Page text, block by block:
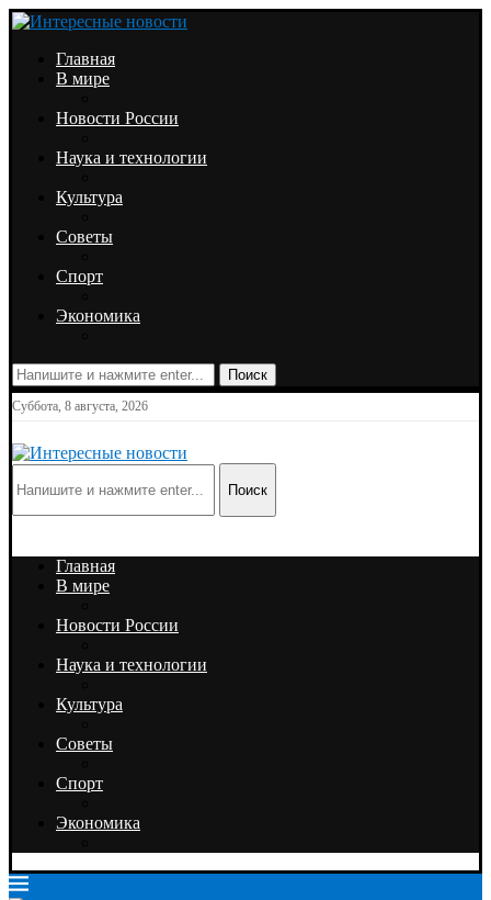
Главная
В мире
Новости России
Наука и технологии
Культура
Советы
Спорт
Экономика
Поиск
Суббота, 8 августа, 2026
Поиск
Главная
В мире
Новости России
Наука и технологии
Культура
Советы
Спорт
Экономика